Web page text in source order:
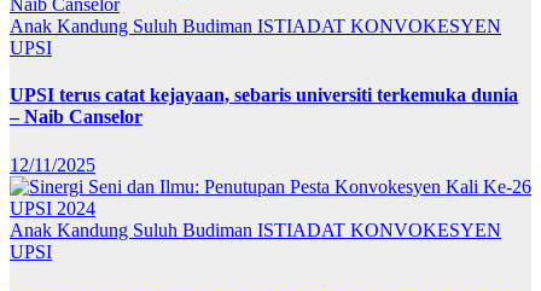
Anak Kandung Suluh Budiman ISTIADAT KONVOKESYEN
UPSI
UPSI terus catat kejayaan, sebaris universiti terkemuka dunia
– Naib Canselor
12/11/2025
Anak Kandung Suluh Budiman ISTIADAT KONVOKESYEN
UPSI